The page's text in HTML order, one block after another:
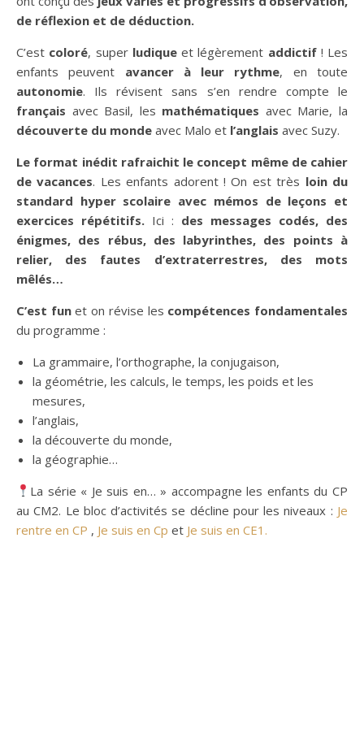
de réflexion et de déduction.
C’est coloré, super ludiqueet légèrement addictif! Les
enfants peuvent avancer à leur rythme, en toute
autonomie. Ils révisent sans s’en rendre compte le
français avec Basil, les mathématiques avec Marie, la
découverte du monde avec Malo et l’anglais avec Suzy.
Le format inédit rafraichit le concept même de cahier
de vacances. Les enfants adorent ! On est très loin du
standard hyper scolaire avec mémos de leçons et
exercices répétitifs. Ici : des messages codés, des
énigmes, des rébus, des labyrinthes, des points à
relier, des fautes d’extraterrestres, des mots
mêlés…
C’est funet on révise les compétences fondamentales
du programme :
La grammaire, l’orthographe, la conjugaison,
la géométrie, les calculs, le temps, les poids et les
mesures,
l’anglais,
la découverte du monde,
la géographie…
La série « Je suis en… » accompagne les enfants du CP
au CM2. Le bloc d’activités se décline pour les niveaux : Je
rentre en CP , Je suis en Cp et Je suis en CE1.